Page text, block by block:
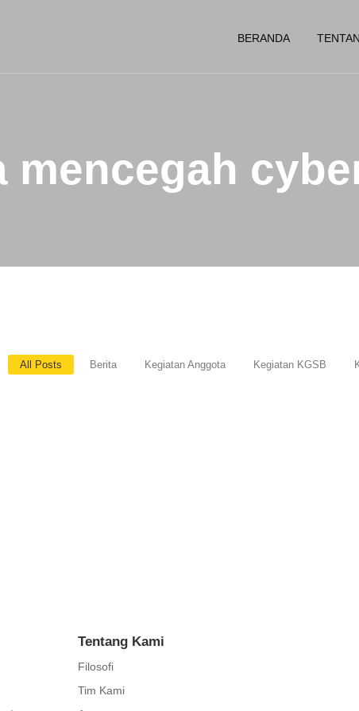
BERANDA
mencegah
All Posts Berita Kegiatan Anggota Kegiatan KGSB
Tentang Kami
Filosofi
Tim Kami